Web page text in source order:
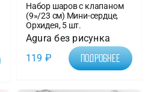
Набор шаров с клапаном
(9»/23 см) Мини-сердце,
Орхидея, 5 шт.
Agura без рисунка
119 ₽ Подробнее